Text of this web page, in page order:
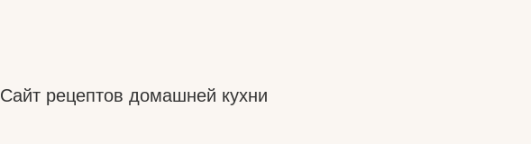
Сайт рецептов домашней кухни